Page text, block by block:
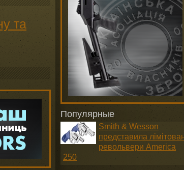
та
Популярные
Smith & Wesson
представила
револьвери America
250